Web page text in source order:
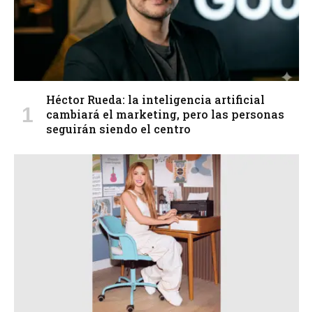
Héctor Rueda: la inteligencia artificial
cambiará el marketing, pero las personas
seguirán siendo el centro